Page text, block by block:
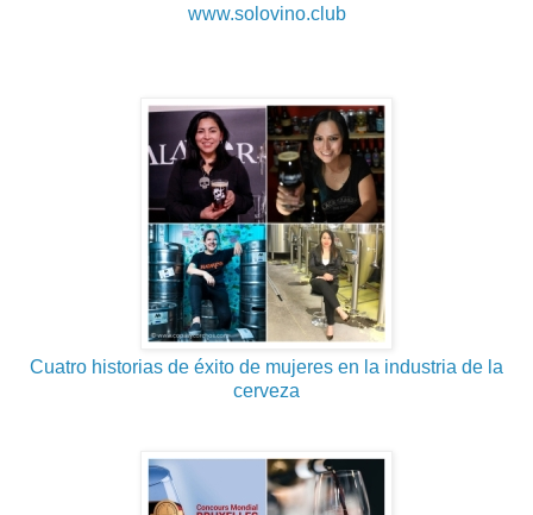
www.solovino.club
Cuatro historias de éxito de mujeres en la industria de la
cerveza